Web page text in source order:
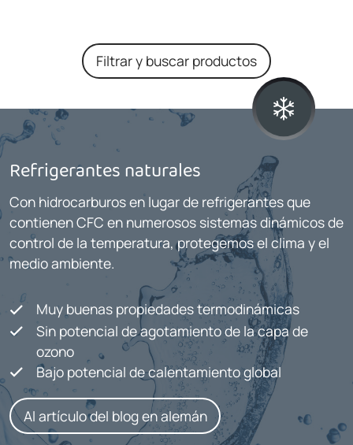
Filtrar y buscar productos
Refrigerantes naturales
Con hidrocarburos en lugar de refrigerantes que
contienen CFC en numerosos sistemas dinámicos de
control de la temperatura, protegemos el clima y el
medio ambiente.
Muy buenas propiedades termodinámicas
Sin potencial de agotamiento de la capa de
ozono
Bajo potencial de calentamiento global
Al artículo del blog en alemán